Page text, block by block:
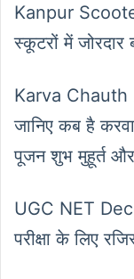
Kanpur
स्कूटरों में
Karva Chauth
जानिए कब है
पूजन शुभ मुहूर्त और
UGC NET
परीक्षा के लिए